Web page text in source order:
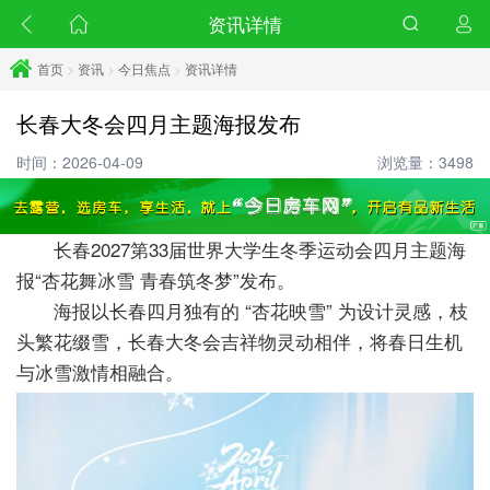
资讯详情
首页 > 资讯 > 今日焦点 > 资讯详情
长春大冬会四月主题海报发布
时间：2026-04-09 浏览量：3498
长春2027第33届世界大学生冬季运动会四月主题海
报“杏花舞冰雪 青春筑冬梦”发布。
海报以长春四月独有的 “杏花映雪” 为设计灵感，枝
头繁花缀雪，长春大冬会吉祥物灵动相伴，将春日生机
与冰雪激情相融合。